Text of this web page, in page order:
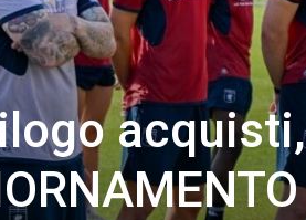
acquisti,